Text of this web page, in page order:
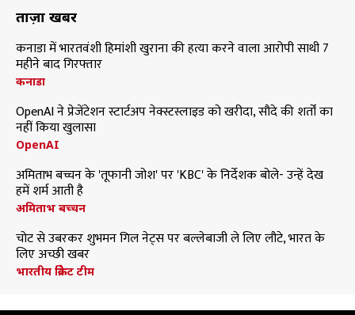
ताज़ा खबरें
कनाडा में भारतवंशी हिमांशी खुराना की हत्या करने वाला आरोपी साथी 7
महीने बाद गिरफ्तार
कनाडा
OpenAI ने प्रेजेंटेशन स्टार्टअप नेक्स्टस्लाइड को खरीदा, सौदे की शर्तों का
नहीं किया खुलासा
OpenAI
अमिताभ बच्चन के 'तूफानी जोश' पर 'KBC' के निर्देशक बोले- उन्हें देख
हमें शर्म आती है
अमिताभ बच्चन
चोट से उबरकर शुभमन गिल नेट्स पर बल्लेबाजी ले लिए लौटे, भारत के
लिए अच्छी खबर
भारतीय क्रिकेट टीम